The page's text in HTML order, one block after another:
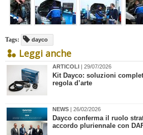
Tags: dayco
Leggi anche
ARTICOLI | 29/07/2026
Kit Dayco: soluzioni
regola d’arte
NEWS | 26/02/2026
Dayco conferma il ruolo
accordo pluriennale con